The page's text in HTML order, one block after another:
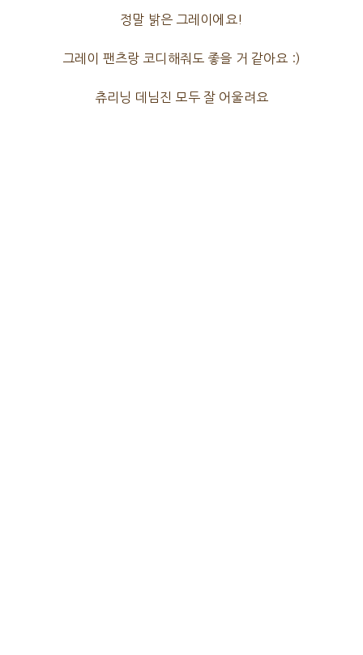
정말 밝은 그레이에요!
그레이 팬츠랑 코디해줘도 좋을 거 같아요 :)
츄리닝 데님진 모두 잘 어울려요